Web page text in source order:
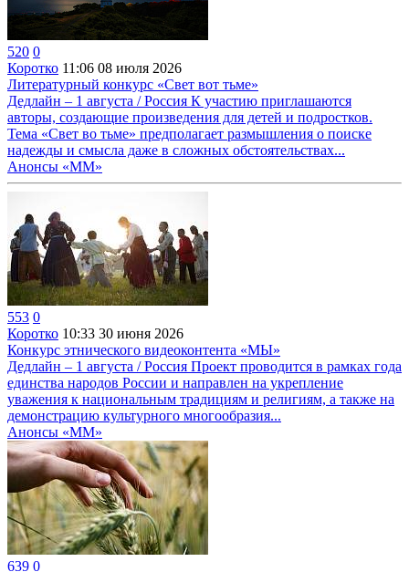
520 0
Коротко 11:06 08 июля 2026
Литературный конкурс «Свет вот тьме»
Дедлайн – 1 августа / Россия К участию приглашаются
авторы, создающие произведения для детей и подростков.
Тема «Свет во тьме» предполагает размышления о поиске
надежды и смысла даже в сложных обстоятельствах...
Анонсы «ММ»
553 0
Коротко 10:33 30 июня 2026
Конкурс этнического видеоконтента «МЫ»
Дедлайн – 1 августа / Россия Проект проводится в рамках года
единства народов России и направлен на укрепление
уважения к национальным традициям и религиям, а также на
демонстрацию культурного многообразия...
Анонсы «ММ»
639 0